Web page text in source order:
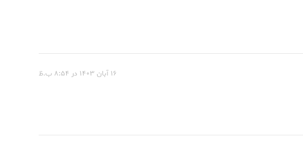
۱۶ آبان ۱۴۰۳ در ۸:۵۴ ب.ظ